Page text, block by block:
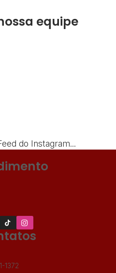
equipe
do Instagram...
1372